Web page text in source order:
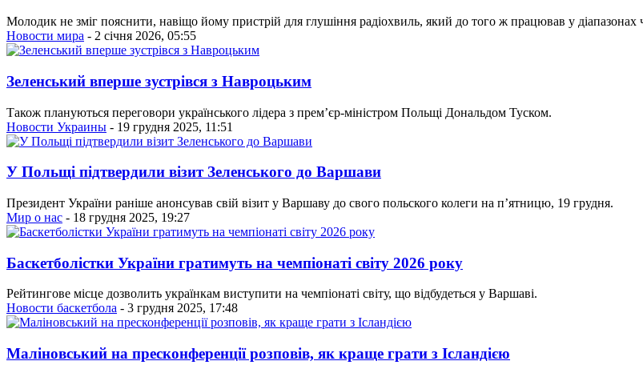
Молодик не зміг пояснити, навіщо йому пристрій для глушіння радіохвиль, який до того ж працював у діапазонах
Новости мира - 2 січня 2026, 05:55
Зеленський вперше зустрівся з Навроцьким
Також плануються переговори українського лідера з прем’єр-міністром Польщі Дональдом Туском.
Новости Украины - 19 грудня 2025, 11:51
У Польщі підтвердили візит Зеленського до Варшави
Президент України раніше анонсував свій візит у Варшаву до свого польского колеги на п’ятницю, 19 грудня.
Мир о нас - 18 грудня 2025, 19:27
Баскетболістки України гратимуть на чемпіонаті світу 2026 року
Рейтингове місце дозволить українкам виступити на чемпіонаті світу, що відбудеться у Варшаві.
Новости баскетбола - 3 грудня 2025, 17:48
Маліновський на пресконференції розповів, як краще грати з Ісландією